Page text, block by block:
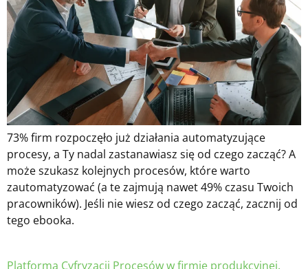
73% firm rozpoczęło już działania automatyzujące
procesy, a Ty nadal zastanawiasz się od czego zacząć? A
może szukasz kolejnych procesów, które warto
zautomatyzować (a te zajmują nawet 49% czasu Twoich
pracowników). Jeśli nie wiesz od czego zacząć, zacznij od
tego ebooka.
Platforma Cyfryzacji Procesów w firmie produkcyjnej.